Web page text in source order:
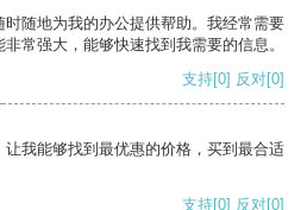
随地为我的办公提供帮助。我经常需要
常强大，能够快速找到我需要的信息。
支持[0] 反对[0]
我能够找到最优惠的价格，买到最合适
支持[0] 反对[0]